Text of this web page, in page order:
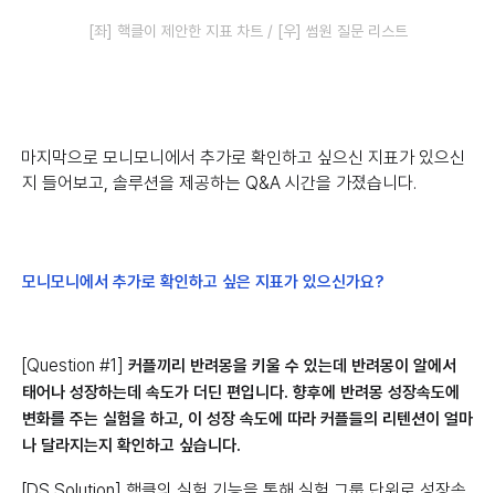
[좌] 핵클이 제안한 지표 차트 / [우] 썸원 질문 리스트
마지막으로 모니모니에서 추가로 확인하고 싶으신 지표가 있으신
지 들어보고, 솔루션을 제공하는 Q&A 시간을 가졌습니다.
모니모니에서 추가로 확인하고 싶은 지표가 있으신가요?
[Question #1] 커플끼리 반려몽을 키울 수 있는데 반려몽이 알에서
태어나 성장하는데 속도가 더딘 편입니다. 향후에 반려몽 성장속도에
변화를 주는 실험을 하고, 이 성장 속도에 따라 커플들의 리텐션이 얼마
나 달라지는지 확인하고 싶습니다.